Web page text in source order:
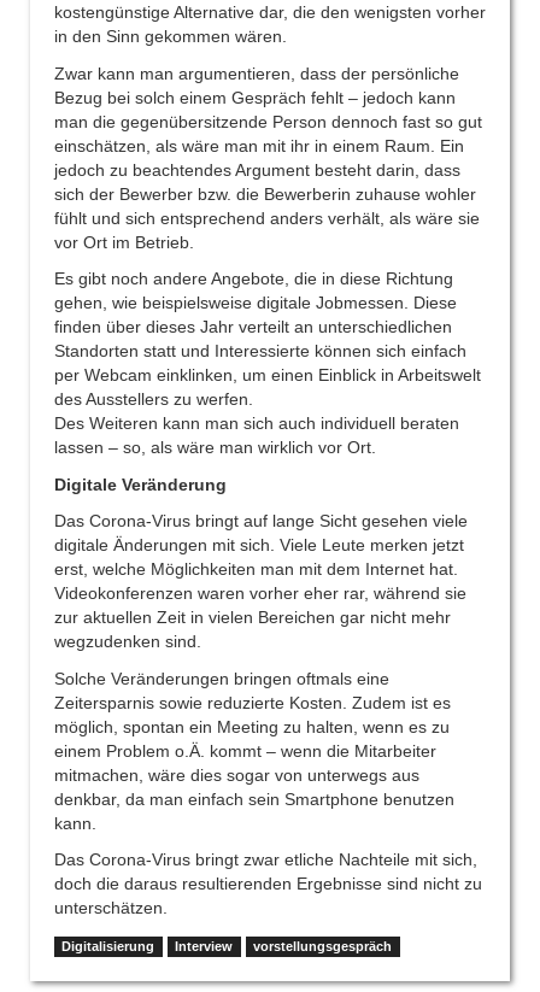
kostengünstige Alternative dar, die den wenigsten vorher
in den Sinn gekommen wären.
Zwar kann man argumentieren, dass der persönliche
Bezug bei solch einem Gespräch fehlt – jedoch kann
man die gegenübersitzende Person dennoch fast so gut
einschätzen, als wäre man mit ihr in einem Raum. Ein
jedoch zu beachtendes Argument besteht darin, dass
sich der Bewerber bzw. die Bewerberin zuhause wohler
fühlt und sich entsprechend anders verhält, als wäre sie
vor Ort im Betrieb.
Es gibt noch andere Angebote, die in diese Richtung
gehen, wie beispielsweise digitale Jobmessen. Diese
finden über dieses Jahr verteilt an unterschiedlichen
Standorten statt und Interessierte können sich einfach
per Webcam einklinken, um einen Einblick in Arbeitswelt
des Ausstellers zu werfen.
Des Weiteren kann man sich auch individuell beraten
lassen – so, als wäre man wirklich vor Ort.
Digitale Veränderung
Das Corona-Virus bringt auf lange Sicht gesehen viele
digitale Änderungen mit sich. Viele Leute merken jetzt
erst, welche Möglichkeiten man mit dem Internet hat.
Videokonferenzen waren vorher eher rar, während sie
zur aktuellen Zeit in vielen Bereichen gar nicht mehr
wegzudenken sind.
Solche Veränderungen bringen oftmals eine
Zeitersparnis sowie reduzierte Kosten. Zudem ist es
möglich, spontan ein Meeting zu halten, wenn es zu
einem Problem o.Ä. kommt – wenn die Mitarbeiter
mitmachen, wäre dies sogar von unterwegs aus
denkbar, da man einfach sein Smartphone benutzen
kann.
Das Corona-Virus bringt zwar etliche Nachteile mit sich,
doch die daraus resultierenden Ergebnisse sind nicht zu
unterschätzen.
Digitalisierung Interview vorstellungsgespräch